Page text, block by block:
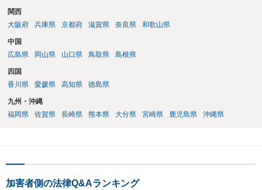
関西
大阪府
兵庫県 京都府 滋賀県 奈良県 和歌山県
中国
広島県
岡山県 山口県 鳥取県 島根県
四国
香川県
愛媛県 高知県 徳島県
九州・沖縄
福岡県
佐賀県 長崎県 熊本県 大分県 宮崎県 鹿児島県 沖縄県
加害者側の法律Q&Aランキング